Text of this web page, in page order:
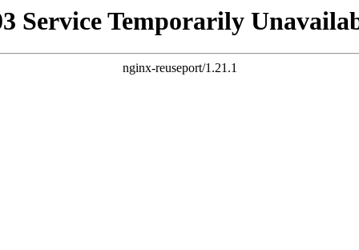
Service Temporarily
nginx-reuseport/1.21.1